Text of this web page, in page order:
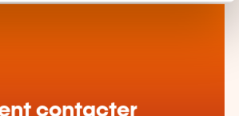
contacter